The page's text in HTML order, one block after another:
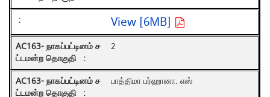
View [6MB]
2
பாத்திமா பர்ஹானா. எஸ்